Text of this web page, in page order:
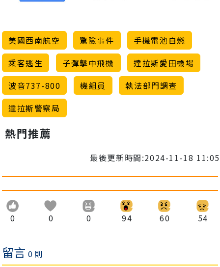
美國西南航空 驚險事件
手機電池自燃
乘客逃生
子彈擊中飛機
達拉斯愛田機場
波音737-800
機組員
執法部門調查
達拉斯警察局
熱門推薦
最後更新時間:2024-11-18 11:05
0 0 0 94 60 54